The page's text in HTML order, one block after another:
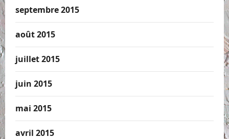
septembre 2015
août 2015
juillet 2015
juin 2015
mai 2015
avril 2015